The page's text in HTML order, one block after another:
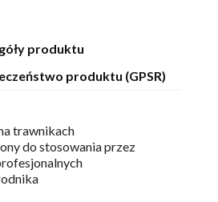
produktu
produktu (GPSR)
trawnikach
do stosowania przez